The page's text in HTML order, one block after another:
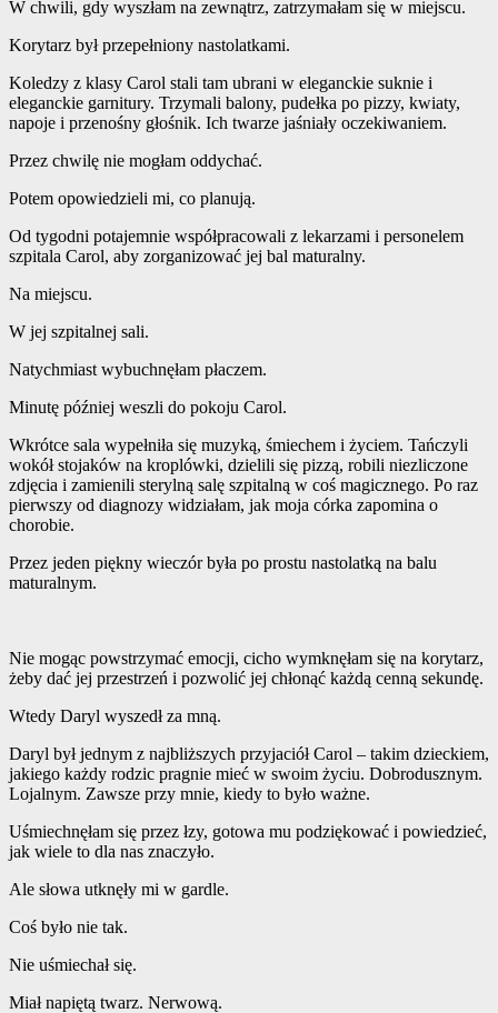
W chwili, gdy wyszłam na zewnątrz, zatrzymałam się w miejscu.
Korytarz był przepełniony nastolatkami.
Koledzy z klasy Carol stali tam ubrani w eleganckie suknie i
eleganckie garnitury. Trzymali balony, pudełka po pizzy, kwiaty,
napoje i przenośny głośnik. Ich twarze jaśniały oczekiwaniem.
Przez chwilę nie mogłam oddychać.
Potem opowiedzieli mi, co planują.
Od tygodni potajemnie współpracowali z lekarzami i personelem
szpitala Carol, aby zorganizować jej bal maturalny.
Na miejscu.
W jej szpitalnej sali.
Natychmiast wybuchnęłam płaczem.
Minutę później weszli do pokoju Carol.
Wkrótce sala wypełniła się muzyką, śmiechem i życiem. Tańczyli
wokół stojaków na kroplówki, dzielili się pizzą, robili niezliczone
zdjęcia i zamienili sterylną salę szpitalną w coś magicznego. Po raz
pierwszy od diagnozy widziałam, jak moja córka zapomina o
chorobie.
Przez jeden piękny wieczór była po prostu nastolatką na balu
maturalnym.
Nie mogąc powstrzymać emocji, cicho wymknęłam się na korytarz,
żeby dać jej przestrzeń i pozwolić jej chłonąć każdą cenną sekundę.
Wtedy Daryl wyszedł za mną.
Daryl był jednym z najbliższych przyjaciół Carol – takim dzieckiem,
jakiego każdy rodzic pragnie mieć w swoim życiu. Dobrodusznym.
Lojalnym. Zawsze przy mnie, kiedy to było ważne.
Uśmiechnęłam się przez łzy, gotowa mu podziękować i powiedzieć,
jak wiele to dla nas znaczyło.
Ale słowa utknęły mi w gardle.
Coś było nie tak.
Nie uśmiechał się.
Miał napiętą twarz. Nerwową.